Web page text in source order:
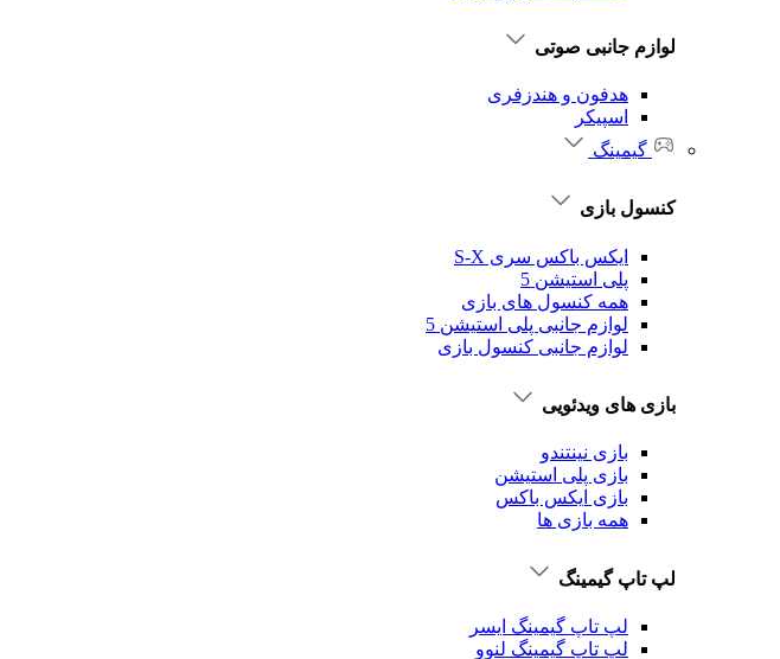
لوازم جانبی صوتی
هدفون و هندزفری
اسپیکر
گیمینگ
کنسول بازی
ایکس باکس سری S-X
پلی استیشن 5
همه کنسول های بازی
لوازم جانبی پلی استیشن 5
لوازم جانبی کنسول بازی
بازی های ویدئویی
بازی نینتندو
بازی پلی استیشن
بازی ایکس باکس
همه بازی ها
لپ تاپ گیمینگ
لپ تاپ گیمینگ ایسر
لپ تاپ گیمینگ لنوو